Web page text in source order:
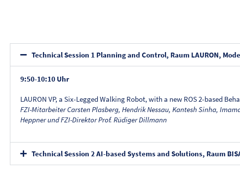
Technical Session 1 Planning and Control, Raum LAURON,
9:50-10:10 Uhr
LAURON VP, a Six-Legged Walking Robot, with a new ROS 2-based
FZI-MitarbeiterCarsten Plasberg, Hendrik Nessau, Kantesh Sinha,
Heppner und FZI-Direktor Prof. Rüdiger Dillmann
Technical Session 2 AI-based Systems and Solutions, Raum